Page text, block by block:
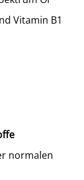
Vitamin B1
normalen